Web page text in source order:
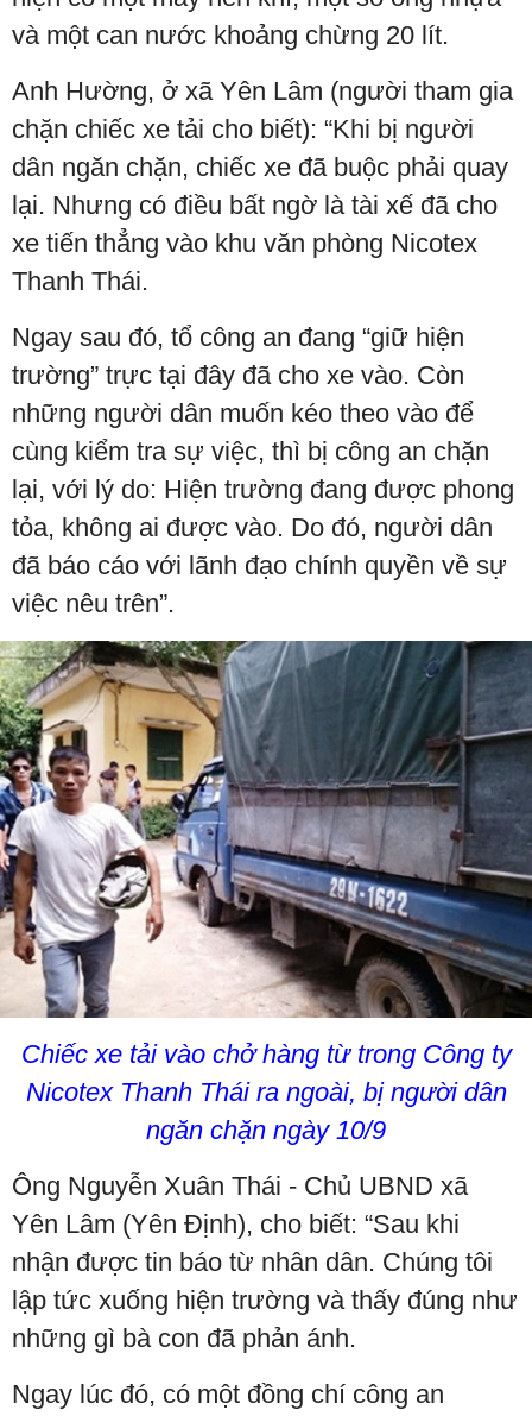
và một can nước khoảng chừng 20 lít.
Anh Hường, ở xã Yên Lâm (người tham gia
chặn chiếc xe tải cho biết): “Khi bị người
dân ngăn chặn, chiếc xe đã buộc phải quay
lại. Nhưng có điều bất ngờ là tài xế đã cho
xe tiến thẳng vào khu văn phòng Nicotex
Thanh Thái.
Ngay sau đó, tổ công an đang “giữ hiện
trường” trực tại đây đã cho xe vào. Còn
những người dân muốn kéo theo vào để
cùng kiểm tra sự việc, thì bị công an chặn
lại, với lý do: Hiện trường đang được phong
tỏa, không ai được vào. Do đó, người dân
đã báo cáo với lãnh đạo chính quyền về sự
việc nêu trên”.
Chiếc xe tải vào chở hàng từ trong Công ty
Nicotex Thanh Thái ra ngoài, bị người dân
ngăn chặn ngày 10/9
Ông Nguyễn Xuân Thái - Chủ UBND xã
Yên Lâm (Yên Định), cho biết: “Sau khi
nhận được tin báo từ nhân dân. Chúng tôi
lập tức xuống hiện trường và thấy đúng như
những gì bà con đã phản ánh.
Ngay lúc đó, có một đồng chí công an